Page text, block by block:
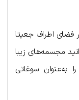
فضای اطراف جعیتا
مجسمه‌های زیبا
به‌عنوان سوغاتی